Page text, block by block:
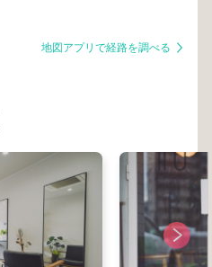
地図アプリで経路を調べる